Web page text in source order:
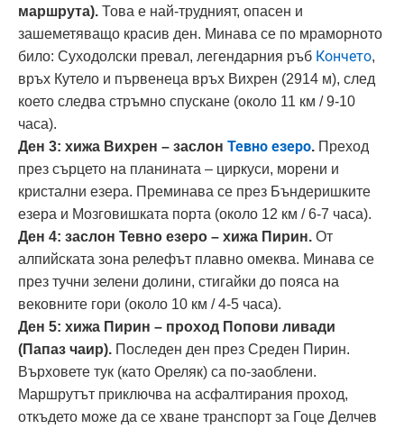
маршрута). Това е най-трудният, опасен и
зашеметяващо красив ден. Минава се по мраморното
било: Суходолски превал, легендарния ръб Кончето,
връх Кутело и първенеца връх Вихрен (2914 м), след
което следва стръмно спускане (около 11 км / 9-10
часа).
Ден 3: хижа Вихрен – заслон Тевно езеро. Преход
през сърцето на планината – циркуси, морени и
кристални езера. Преминава се през Бъндеришките
езера и Мозговишката порта (около 12 км / 6-7 часа).
Ден 4: заслон Тевно езеро – хижа Пирин. От
алпийската зона релефът плавно омеква. Минава се
през тучни зелени долини, стигайки до пояса на
вековните гори (около 10 км / 4-5 часа).
Ден 5: хижа Пирин – проход Попови ливади
(Папаз чаир). Последен ден през Среден Пирин.
Върховете тук (като Ореляк) са по-заоблени.
Маршрутът приключва на асфалтирания проход,
откъдето може да се хване транспорт за Гоце Делчев